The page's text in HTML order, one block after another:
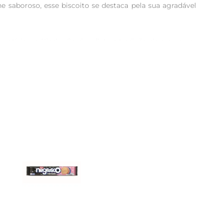
esse biscoito se destaca pela sua agradável
em família ou desfrutar sozinho, tornando